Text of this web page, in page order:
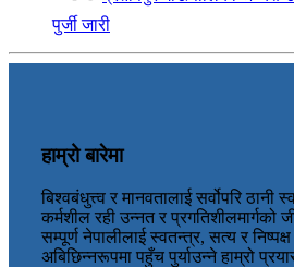
पुर्जी जारी
हाम्रो बारेमा
बिश्वबंधुत्त्व र मानवतालाई सर्वोपरि ठानी
कर्मशील रही उन्नत र प्रगतिशीलमार्गको
सम्पूर्ण नेपालीलाई स्वतन्त्र, सत्य र
अबिछिन्नरूपमा पहुँच पुर्याउन्ने हाम्रो